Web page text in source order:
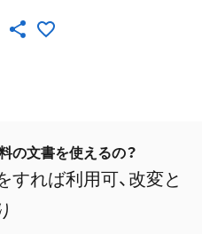
の文書を使えるの？
すれば利用可、改変と